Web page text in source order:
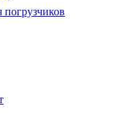
погрузчиков